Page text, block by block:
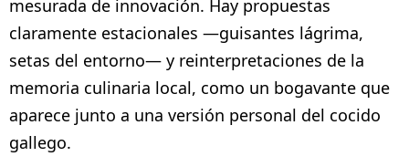
mesurada de innovación. Hay propuestas
claramente estacionales —guisantes lágrima,
setas del entorno— y reinterpretaciones de la
memoria culinaria local, como un bogavante que
aparece junto a una versión personal del cocido
gallego.